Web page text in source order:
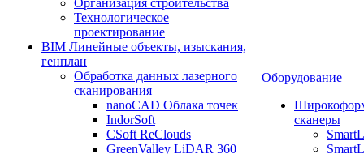
Организация строительства
Технологическое
проектирование
BIM Линейные объекты, изыскания,
генплан
Обработка данных лазерного
сканирования
nanoCAD Облака точек
IndorSoft
CSoft ReClouds
GreenValley LiDAR 360
Оборудование
сканеры